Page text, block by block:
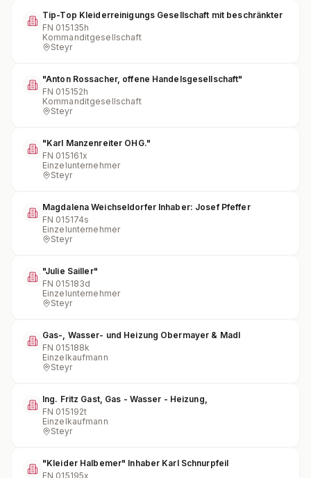
Tip-Top Kleiderreinigungs Gesellschaft mit beschränkter
FN 015135h
Kommanditgesellschaft
Steyr
"Anton Rossacher, offene Handelsgesellschaft"
FN 015152h
Kommanditgesellschaft
Steyr
"Karl Manzenreiter OHG."
FN 015161x
Einzelunternehmer
Steyr
Magdalena Weichseldorfer Inhaber: Josef Pfeffer
FN 015174s
Einzelunternehmer
Steyr
"Julie Sailler"
FN 015183d
Einzelunternehmer
Steyr
Gas-, Wasser- und Heizung Obermayer & Madl
FN 015188k
Einzelkaufmann
Steyr
Ing. Fritz Gast, Gas - Wasser - Heizung,
FN 015192t
Einzelkaufmann
Steyr
"Kleider Halbemer" Inhaber Karl Schnurpfeil
FN 015195x